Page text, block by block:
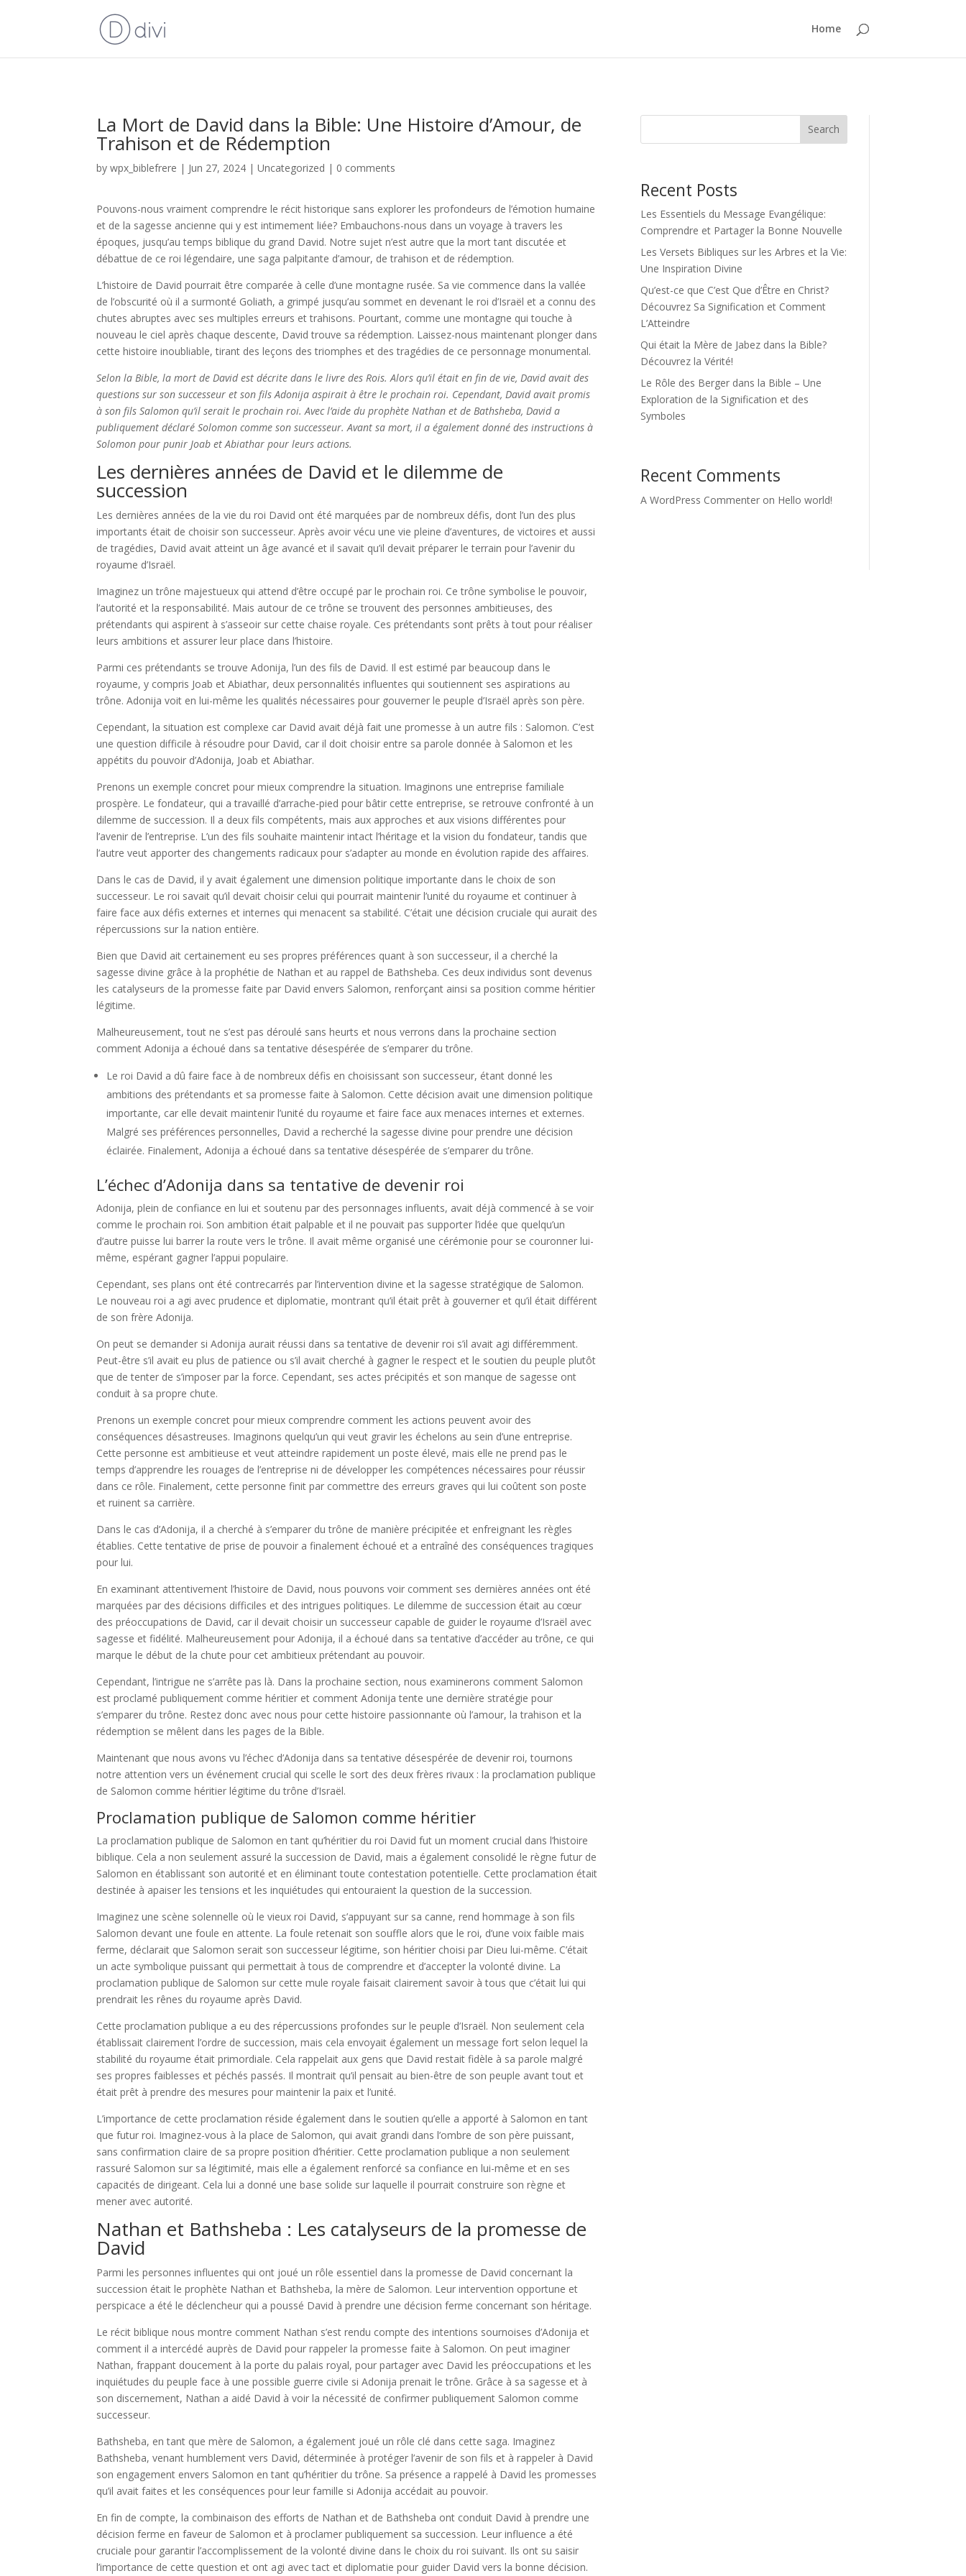
Home
La Mort de David dans la Bible: Une Histoire d’Amour, de
Trahison et de Rédemption
bywpx_biblefrere | Jun 27, 2024 |Uncategorized | 0 comments
Pouvons-nous vraiment comprendre le récit historique sans explorer les profondeurs de l’émotion humaine
et de la sagesse ancienne qui y est intimement liée? Embauchons-nous dans un voyage à travers les
époques, jusqu’au temps biblique du grand David. Notre sujet n’est autre que la mort tant discutée et
débattue de ce roi légendaire, une saga palpitante d’amour, de trahison et de rédemption.
L’histoire de David pourrait être comparée à celle d’une montagne rusée. Sa vie commence dans la vallée
de l’obscurité où il a surmonté Goliath, a grimpé jusqu’au sommet en devenant le roi d’Israël et a connu des
chutes abruptes avec ses multiples erreurs et trahisons. Pourtant, comme une montagne qui touche à
nouveau le ciel après chaque descente, David trouve sa rédemption. Laissez-nous maintenant plonger dans
cette histoire inoubliable, tirant des leçons des triomphes et des tragédies de ce personnage monumental.
Selon la Bible, la mort de David est décrite dans le livre des Rois. Alors qu’il était en fin de vie, David avait des
questions sur son successeur et son fils Adonija aspirait à être le prochain roi. Cependant, David avait promis
à son fils Salomon qu’il serait le prochain roi. Avec l’aide du prophète Nathan et de Bathsheba, David a
publiquement déclaré Solomon comme son successeur. Avant sa mort, il a également donné des instructions à
Solomon pour punir Joab et Abiathar pour leurs actions.
Les dernières années de David et le dilemme de
succession
Les dernières années de la vie du roi David ont été marquées par de nombreux défis, dont l’un des plus
importants était de choisir son successeur. Après avoir vécu une vie pleine d’aventures, de victoires et aussi
de tragédies, David avait atteint un âge avancé et il savait qu’il devait préparer le terrain pour l’avenir du
royaume d’Israël.
Imaginez un trône majestueux qui attend d’être occupé par le prochain roi. Ce trône symbolise le pouvoir,
l’autorité et la responsabilité. Mais autour de ce trône se trouvent des personnes ambitieuses, des
prétendants qui aspirent à s’asseoir sur cette chaise royale. Ces prétendants sont prêts à tout pour réaliser
leurs ambitions et assurer leur place dans l’histoire.
Parmi ces prétendants se trouve Adonija, l’un des fils de David. Il est estimé par beaucoup dans le
royaume, y compris Joab et Abiathar, deux personnalités influentes qui soutiennent ses aspirations au
trône. Adonija voit en lui-même les qualités nécessaires pour gouverner le peuple d’Israël après son père.
Cependant, la situation est complexe car David avait déjà fait une promesse à un autre fils : Salomon. C’est
une question difficile à résoudre pour David, car il doit choisir entre sa parole donnée à Salomon et les
appétits du pouvoir d’Adonija, Joab et Abiathar.
Prenons un exemple concret pour mieux comprendre la situation. Imaginons une entreprise familiale
prospère. Le fondateur, qui a travaillé d’arrache-pied pour bâtir cette entreprise, se retrouve confronté à un
dilemme de succession. Il a deux fils compétents, mais aux approches et aux visions différentes pour
l’avenir de l’entreprise. L’un des fils souhaite maintenir intact l’héritage et la vision du fondateur, tandis que
l’autre veut apporter des changements radicaux pour s’adapter au monde en évolution rapide des affaires.
Dans le cas de David, il y avait également une dimension politique importante dans le choix de son
successeur. Le roi savait qu’il devait choisir celui qui pourrait maintenir l’unité du royaume et continuer à
faire face aux défis externes et internes qui menacent sa stabilité. C’était une décision cruciale qui aurait des
répercussions sur la nation entière.
Bien que David ait certainement eu ses propres préférences quant à son successeur, il a cherché la
sagesse divine grâce à la prophétie de Nathan et au rappel de Bathsheba. Ces deux individus sont devenus
les catalyseurs de la promesse faite par David envers Salomon, renforçant ainsi sa position comme héritier
légitime.
Malheureusement, tout ne s’est pas déroulé sans heurts et nous verrons dans la prochaine section
comment Adonija a échoué dans sa tentative désespérée de s’emparer du trône.
Le roi David a dû faire face à de nombreux défis en choisissant son successeur, étant donné les
ambitions des prétendants et sa promesse faite à Salomon. Cette décision avait une dimension politique
importante, car elle devait maintenir l’unité du royaume et faire face aux menaces internes et externes.
Malgré ses préférences personnelles, David a recherché la sagesse divine pour prendre une décision
éclairée. Finalement, Adonija a échoué dans sa tentative désespérée de s’emparer du trône.
L’échec d’Adonija dans sa tentative de devenir roi
Adonija, plein de confiance en lui et soutenu par des personnages influents, avait déjà commencé à se voir
comme le prochain roi. Son ambition était palpable et il ne pouvait pas supporter l’idée que quelqu’un
d’autre puisse lui barrer la route vers le trône. Il avait même organisé une cérémonie pour se couronner lui-
même, espérant gagner l’appui populaire.
Cependant, ses plans ont été contrecarrés par l’intervention divine et la sagesse stratégique de Salomon.
Le nouveau roi a agi avec prudence et diplomatie, montrant qu’il était prêt à gouverner et qu’il était différent
de son frère Adonija.
On peut se demander si Adonija aurait réussi dans sa tentative de devenir roi s’il avait agi différemment.
Peut-être s’il avait eu plus de patience ou s’il avait cherché à gagner le respect et le soutien du peuple plutôt
que de tenter de s’imposer par la force. Cependant, ses actes précipités et son manque de sagesse ont
conduit à sa propre chute.
Prenons un exemple concret pour mieux comprendre comment les actions peuvent avoir des
conséquences désastreuses. Imaginons quelqu’un qui veut gravir les échelons au sein d’une entreprise.
Cette personne est ambitieuse et veut atteindre rapidement un poste élevé, mais elle ne prend pas le
temps d’apprendre les rouages de l’entreprise ni de développer les compétences nécessaires pour réussir
dans ce rôle. Finalement, cette personne finit par commettre des erreurs graves qui lui coûtent son poste
et ruinent sa carrière.
Dans le cas d’Adonija, il a cherché à s’emparer du trône de manière précipitée et enfreignant les règles
établies. Cette tentative de prise de pouvoir a finalement échoué et a entraîné des conséquences tragiques
pour lui.
En examinant attentivement l’histoire de David, nous pouvons voir comment ses dernières années ont été
marquées par des décisions difficiles et des intrigues politiques. Le dilemme de succession était au cœur
des préoccupations de David, car il devait choisir un successeur capable de guider le royaume d’Israël avec
sagesse et fidélité. Malheureusement pour Adonija, il a échoué dans sa tentative d’accéder au trône, ce qui
marque le début de la chute pour cet ambitieux prétendant au pouvoir.
Cependant, l’intrigue ne s’arrête pas là. Dans la prochaine section, nous examinerons comment Salomon
est proclamé publiquement comme héritier et comment Adonija tente une dernière stratégie pour
s’emparer du trône. Restez donc avec nous pour cette histoire passionnante où l’amour, la trahison et la
rédemption se mêlent dans les pages de la Bible.
Maintenant que nous avons vu l’échec d’Adonija dans sa tentative désespérée de devenir roi, tournons
notre attention vers un événement crucial qui scelle le sort des deux frères rivaux : la proclamation publique
de Salomon comme héritier légitime du trône d’Israël.
Proclamation publique de Salomon comme héritier
La proclamation publique de Salomon en tant qu’héritier du roi David fut un moment crucial dans l’histoire
biblique. Cela a non seulement assuré la succession de David, mais a également consolidé le règne futur de
Salomon en établissant son autorité et en éliminant toute contestation potentielle. Cette proclamation était
destinée à apaiser les tensions et les inquiétudes qui entouraient la question de la succession.
Imaginez une scène solennelle où le vieux roi David, s’appuyant sur sa canne, rend hommage à son fils
Salomon devant une foule en attente. La foule retenait son souffle alors que le roi, d’une voix faible mais
ferme, déclarait que Salomon serait son successeur légitime, son héritier choisi par Dieu lui-même. C’était
un acte symbolique puissant qui permettait à tous de comprendre et d’accepter la volonté divine. La
proclamation publique de Salomon sur cette mule royale faisait clairement savoir à tous que c’était lui qui
prendrait les rênes du royaume après David.
Cette proclamation publique a eu des répercussions profondes sur le peuple d’Israël. Non seulement cela
établissait clairement l’ordre de succession, mais cela envoyait également un message fort selon lequel la
stabilité du royaume était primordiale. Cela rappelait aux gens que David restait fidèle à sa parole malgré
ses propres faiblesses et péchés passés. Il montrait qu’il pensait au bien-être de son peuple avant tout et
était prêt à prendre des mesures pour maintenir la paix et l’unité.
L’importance de cette proclamation réside également dans le soutien qu’elle a apporté à Salomon en tant
que futur roi. Imaginez-vous à la place de Salomon, qui avait grandi dans l’ombre de son père puissant,
sans confirmation claire de sa propre position d’héritier. Cette proclamation publique a non seulement
rassuré Salomon sur sa légitimité, mais elle a également renforcé sa confiance en lui-même et en ses
capacités de dirigeant. Cela lui a donné une base solide sur laquelle il pourrait construire son règne et
mener avec autorité.
Nathan et Bathsheba : Les catalyseurs de la promesse de
David
Parmi les personnes influentes qui ont joué un rôle essentiel dans la promesse de David concernant la
succession était le prophète Nathan et Bathsheba, la mère de Salomon. Leur intervention opportune et
perspicace a été le déclencheur qui a poussé David à prendre une décision ferme concernant son héritage.
Le récit biblique nous montre comment Nathan s’est rendu compte des intentions sournoises d’Adonija et
comment il a intercédé auprès de David pour rappeler la promesse faite à Salomon. On peut imaginer
Nathan, frappant doucement à la porte du palais royal, pour partager avec David les préoccupations et les
inquiétudes du peuple face à une possible guerre civile si Adonija prenait le trône. Grâce à sa sagesse et à
son discernement, Nathan a aidé David à voir la nécessité de confirmer publiquement Salomon comme
successeur.
Bathsheba, en tant que mère de Salomon, a également joué un rôle clé dans cette saga. Imaginez
Bathsheba, venant humblement vers David, déterminée à protéger l’avenir de son fils et à rappeler à David
son engagement envers Salomon en tant qu’héritier du trône. Sa présence a rappelé à David les promesses
qu’il avait faites et les conséquences pour leur famille si Adonija accédait au pouvoir.
En fin de compte, la combinaison des efforts de Nathan et de Bathsheba ont conduit David à prendre une
décision ferme en faveur de Salomon et à proclamer publiquement sa succession. Leur influence a été
cruciale pour garantir l’accomplissement de la volonté divine dans le choix du roi suivant. Ils ont su saisir
l’importance de cette question et ont agi avec tact et diplomatie pour guider David vers la bonne décision.
Search
Recent Posts
Les Essentiels du Message Evangélique:
Comprendre et Partager la Bonne Nouvelle
Les Versets Bibliques sur les Arbres et la Vie:
Une Inspiration Divine
Qu’est-ce que C’est Que d’Être en Christ?
Découvrez Sa Signification et Comment
L’Atteindre
Qui était la Mère de Jabez dans la Bible?
Découvrez la Vérité!
Le Rôle des Berger dans la Bible – Une
Exploration de la Signification et des
Symboles
Recent Comments
A WordPress Commenteron Hello world!